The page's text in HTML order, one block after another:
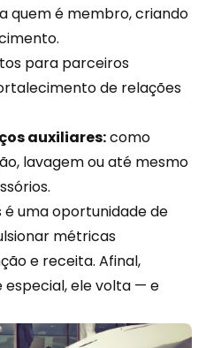
quem é membro, criando
para parceiros
de relações
auxiliares:como
lavagem ou até mesmo
é uma oportunidade de
métricas
e receita. Afinal,
especial, ele volta — e